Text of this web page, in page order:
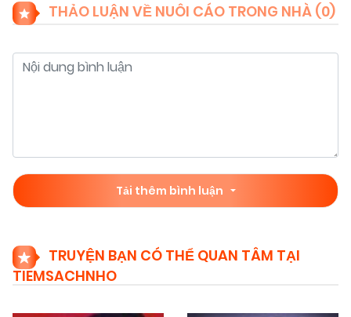
THẢO LUẬN VỀ NUÔI CÁO TRONG NHÀ (0)
Tải thêm bình luận
TRUYỆN BẠN CÓ THỂ QUAN TÂM TẠI
TIEMSACHNHO